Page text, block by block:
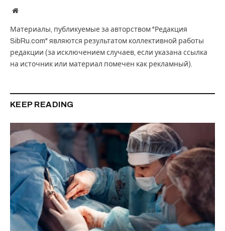
Website
Материалы, публикуемые за авторством "Редакция
SibRu.com" являются результатом коллективной работы
редакции (за исключением случаев, если указана ссылка
на источник или материал помечен как рекламный).
KEEP READING